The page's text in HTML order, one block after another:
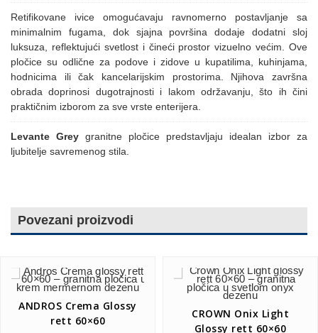
Retifikovane ivice omogućavaju ravnomerno postavljanje sa
minimalnim fugama, dok sjajna površina dodaje dodatni sloj
luksuza, reflektujući svetlost i čineći prostor vizuelno većim. Ove
pločice su odlične za podove i zidove u kupatilima, kuhinjama,
hodnicima ili čak kancelarijskim prostorima. Njihova završna
obrada doprinosi dugotrajnosti i lakom održavanju, što ih čini
praktičnim izborom za sve vrste enterijera.
Levante Grey granitne pločice predstavljaju idealan izbor za
ljubitelje savremenog stila.
Povezani proizvodi
ANDROS Crema Glossy
rett 60×60
CROWN Onix Light
Glossy rett 60×60